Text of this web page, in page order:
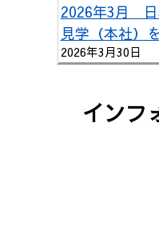
2026年3月 日
見学（本社）
2026年3月30日
インフ